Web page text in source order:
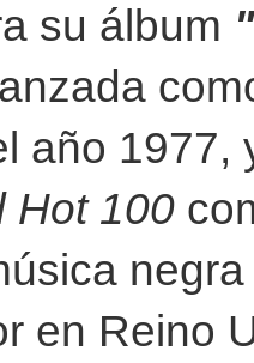
su álbum
año 1977,
Hot 100
en Reino